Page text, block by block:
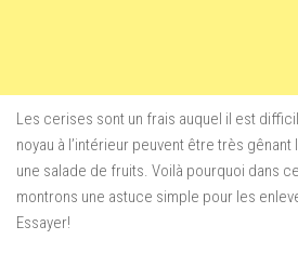
Les cerises sont un frais auquel il est
noyau à l’intérieur peuvent être très gênant
une salade de fruits. Voilà pourquoi dans
montrons une astuce simple pour les
Essayer!